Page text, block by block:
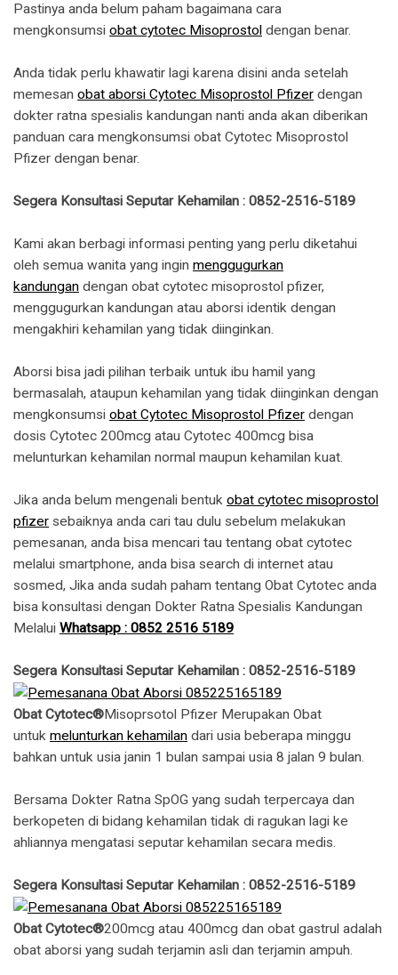
Pastinya anda belum paham bagaimana cara
mengkonsumsi obat cytotec Misoprostol dengan benar.
Anda tidak perlu khawatir lagi karena disini anda setelah
memesan obat aborsi Cytotec Misoprostol Pfizer dengan
dokter ratna spesialis kandungan nanti anda akan diberikan
panduan cara mengkonsumsi obat Cytotec Misoprostol
Pfizer dengan benar.
Segera Konsultasi Seputar Kehamilan : 0852-2516-5189
Kami akan berbagi informasi penting yang perlu diketahui
oleh semua wanita yang ingin menggugurkan
kandungan dengan obat cytotec misoprostol pfizer,
menggugurkan kandungan atau aborsi identik dengan
mengakhiri kehamilan yang tidak diinginkan.
Aborsi bisa jadi pilihan terbaik untuk ibu hamil yang
bermasalah, ataupun kehamilan yang tidak diinginkan dengan
mengkonsumsi obat Cytotec Misoprostol Pfizer dengan
dosis Cytotec 200mcg atau Cytotec 400mcg bisa
melunturkan kehamilan normal maupun kehamilan kuat.
Jika anda belum mengenali bentuk obat cytotec misoprostol
pfizer sebaiknya anda cari tau dulu sebelum melakukan
pemesanan, anda bisa mencari tau tentang obat cytotec
melalui smartphone, anda bisa search di internet atau
sosmed, Jika anda sudah paham tentang Obat Cytotec anda
bisa konsultasi dengan Dokter Ratna Spesialis Kandungan
Melalui Whatsapp : 0852 2516 5189
Segera Konsultasi Seputar Kehamilan : 0852-2516-5189
Obat Cytotec®Misoprsotol Pfizer Merupakan Obat
untuk melunturkan kehamilan dari usia beberapa minggu
bahkan untuk usia janin 1 bulan sampai usia 8 jalan 9 bulan.
Bersama Dokter Ratna SpOG yang sudah terpercaya dan
berkopeten di bidang kehamilan tidak di ragukan lagi ke
ahliannya mengatasi seputar kehamilan secara medis.
Segera Konsultasi Seputar Kehamilan : 0852-2516-5189
Obat Cytotec®200mcg atau 400mcg dan obat gastrul adalah
obat aborsi yang sudah terjamin asli dan terjamin ampuh.